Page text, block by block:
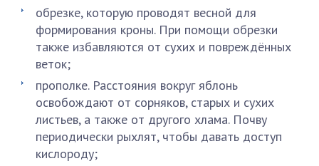
обрезке, которую проводят весной для
формирования кроны. При помощи обрезки
также избавляются от сухих и повреждённых
веток;
прополке. Расстояния вокруг яблонь
освобождают от сорняков, старых и сухих
листьев, а также от другого хлама. Почву
периодически рыхлят, чтобы давать доступ
кислороду;